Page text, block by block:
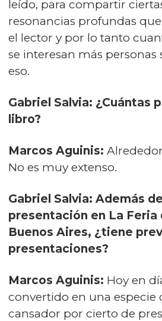
leído, para compartir
resonancias profundas
el lector y por lo tanto
se interesan más personas
eso.
Gabriel Salvia: ¿Cuántas
libro?
Marcos Aguinis:
No es muy extenso.
Gabriel Salvia: Además
presentación en La Feria
Buenos Aires, ¿tiene
presentaciones?
Marcos Aguinis: Hoy en
convertido en una especie
cansador por cierto de